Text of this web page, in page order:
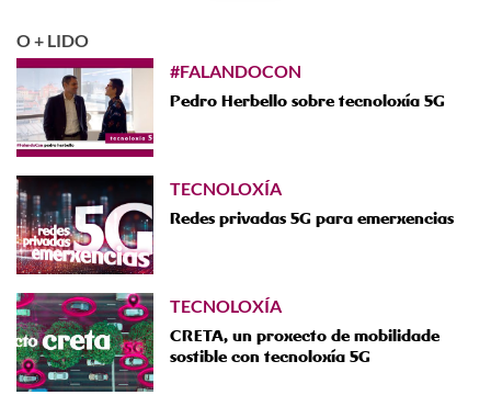
O + LIDO
#FALANDOCON
Pedro Herbello sobre tecnoloxía 5G
TECNOLOXÍA
Redes privadas 5G para emerxencias
TECNOLOXÍA
CRETA, un proxecto de mobilidade
sostible con tecnoloxía 5G